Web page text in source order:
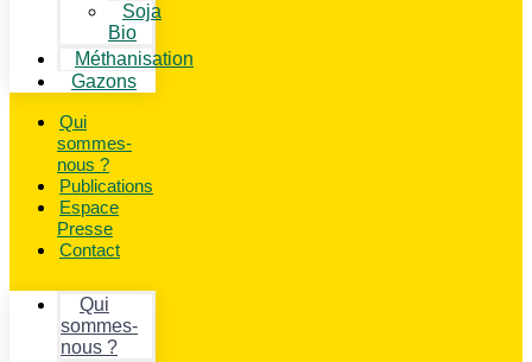
Soja
Bio
Méthanisation
Gazons
Qui
sommes-
nous ?
Publications
Espace
Presse
Contact
Qui
sommes-
nous ?